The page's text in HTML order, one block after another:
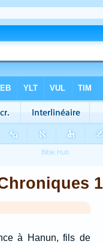
à Hanun, fils de